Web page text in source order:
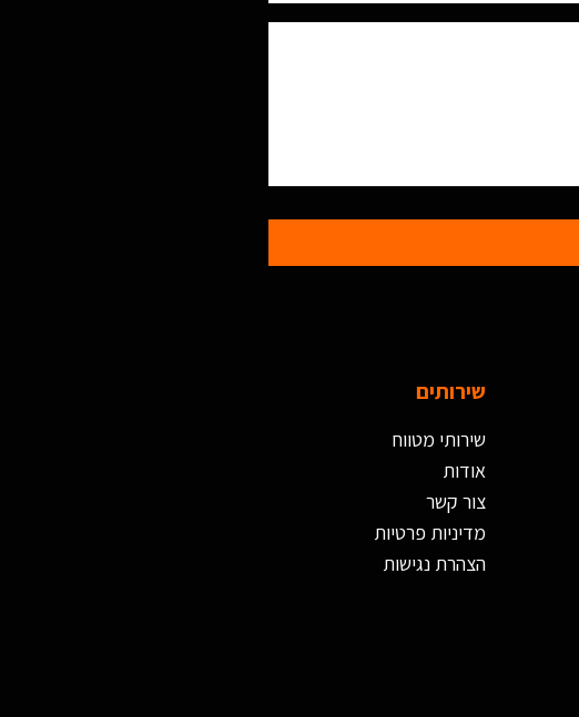
שירותים
שירותי מטווח
אודות
צור קשר
מדיניות פרטיות
הצהרת נגישות